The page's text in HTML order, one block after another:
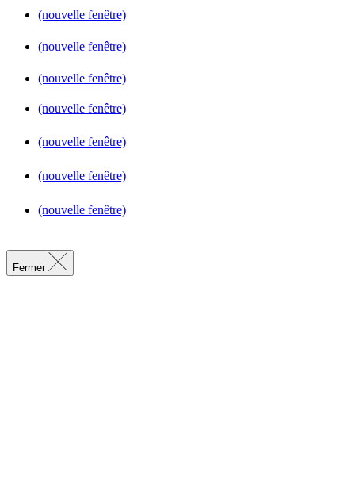
(nouvelle fenêtre)
(nouvelle fenêtre)
(nouvelle fenêtre)
(nouvelle fenêtre)
(nouvelle fenêtre)
(nouvelle fenêtre)
(nouvelle fenêtre)
Fermer